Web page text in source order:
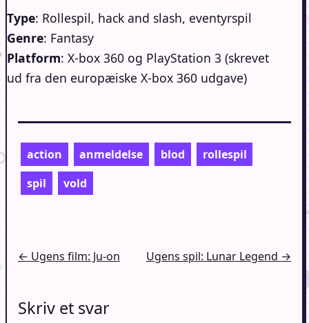
Type: Rollespil, hack and slash, eventyrspil
Genre: Fantasy
Platform: X-box 360 og PlayStation 3 (skrevet
ud fra den europæiske X-box 360 udgave)
action anmeldelse blod
rollespil
spil
vold
Indlægsnavigation
← Ugens film: Ju-on Ugens spil: Lunar Legend →
Skriv et svar